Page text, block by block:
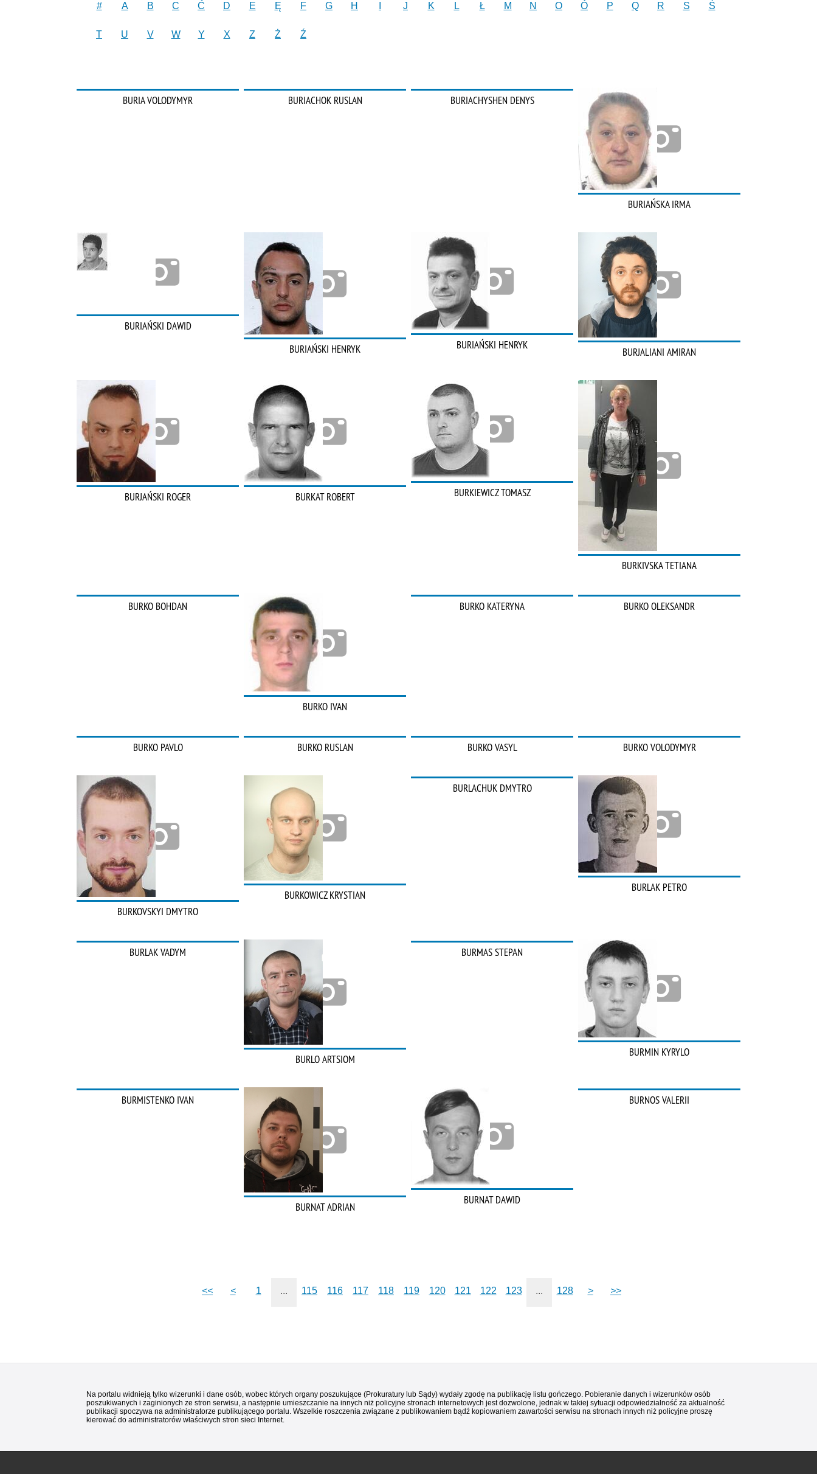
# A B C Ć D E Ę F G H J K L Ł M N O Ó P Q R S Ś
T U V W Y X Z Ż Ź
BURIA VOLODYMYR BURIACHOK RUSLAN BURIACHYSHEN DENYS
BURIAŃSKA IRMA
BURIAŃSKI DAWID
BURIAŃSKI HENRYK
BURIAŃSKI HENRYK
BURJALIANI AMIRAN
BURJAŃSKI ROGER BURKAT ROBERT BURKIEWICZ TOMASZ
BURKIVSKA TETIANA
BURKO BOHDAN
BURKO IVAN
BURKO KATERYNA BURKO OLEKSANDR
BURKO PAVLO BURKO RUSLAN BURKO VASYL BURKO VOLODYMYR
BURKOVSKYI DMYTRO
BURKOWICZ KRYSTIAN
BURLACHUK DMYTRO
BURLAK PETRO
BURLAK VADYM
BURLO ARTSIOM
BURMAS STEPAN
BURMIN KYRYLO
BURMISTENKO IVAN
BURNAT ADRIAN
BURNAT DAWID
BURNOS VALERII
<< < 1 ... 115 116 117 118 119 120 121 122 123 ... 128 > >>
Na portalu widnieją tylko wizerunki i dane osób, wobec których organy poszukujące (Prokuratury lub Sądy) wydały zgodę na publikację listu gończego. Pobieranie danych i wizerunków osób
poszukiwanych i zaginionych ze stron serwisu, a następnie umieszczanie na innych niż policyjne stronach internetowych jest dozwolone, jednak w takiej sytuacji odpowiedzialność za aktualność
publikacji spoczywa na administratorze publikującego portalu. Wszelkie roszczenia związane z publikowaniem bądź kopiowaniem zawartości serwisu na stronach innych niż policyjne proszę
kierować do administratorów właściwych stron sieci Internet.